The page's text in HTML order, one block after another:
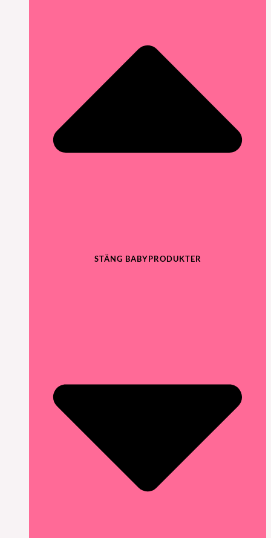
STÄNG BABYPRODUKTER